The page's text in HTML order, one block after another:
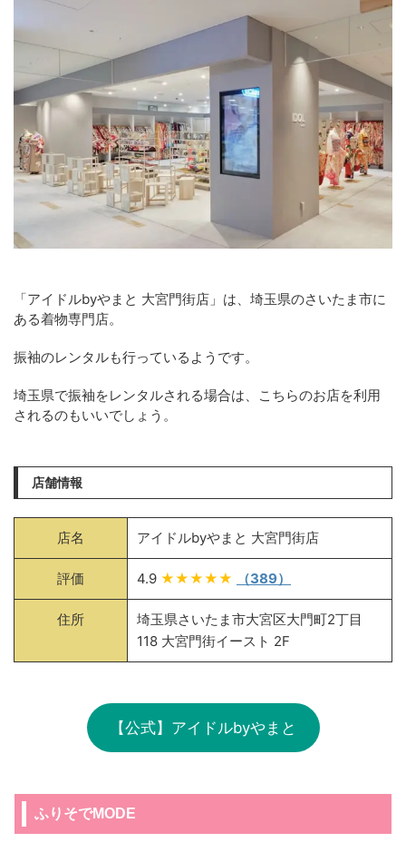
「アイドルbyやまと 大宮門街店」は、埼玉県のさいたま市に
ある着物専門店。
振袖のレンタルも行っているようです。
埼玉県で振袖をレンタルされる場合は、こちらのお店を利用
されるのもいいでしょう。
店舗情報
店名 アイドルbyやまと 大宮門街店
評価 4.9 ★★★★★ （389）
住所
埼玉県さいたま市大宮区大門町2丁目
118 大宮門街イースト 2F
【公式】アイドルbyやまと
ふりそでMODE